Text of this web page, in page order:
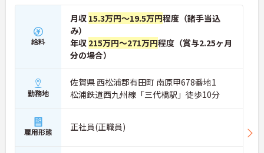
給料
月収 15.3万円～19.5万円程度（諸手当込
み）
年収 215万円～271万円程度（賞与2.25ヶ月
分の場合）
勤務地
佐賀県 西松浦郡有田町 南原甲678番地1
松浦鉄道西九州線「三代橋駅」徒歩10分
雇用形態 正社員(正職員)